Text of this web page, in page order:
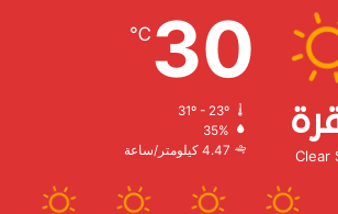
Clear
30
℃
31º - 23º
الرطوبة:
الرياح:4.47 كيلومتر/ساعة